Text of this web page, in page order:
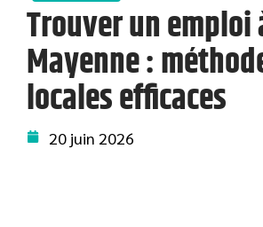
Trouver un emploi
Mayenne :
locales efficaces
20 juin 2026